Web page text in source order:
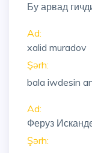
Бу арвад
Ad:
xalid muradov
Şərh:
bala iwdesin
Ad:
Феруз
Şərh: